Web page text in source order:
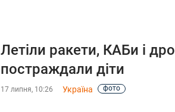
Летіли ракети, КАБи і
постраждали діти
17 липня, 10:26 Україна фото